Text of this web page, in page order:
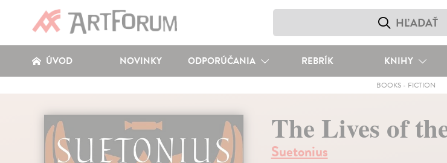
ÚVOD NOVINKY ODPORÚČANIA REBRÍK KNIHY
BOOKS- FICTION
The Lives of
Suetonius